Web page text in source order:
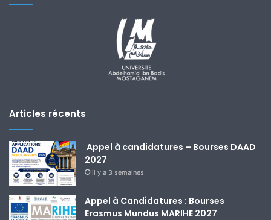
Articles récents
Appel à candidatures – Bourses DAAD
2027
il y a 3 semaines
Appel à Candidatures : Bourses
Erasmus Mundus MARIHE 2027